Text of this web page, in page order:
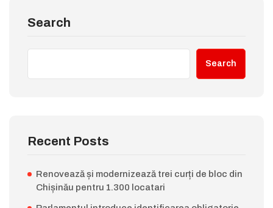
Search
Search
Recent Posts
Renovează și modernizează trei curți de bloc din
Chișinău pentru 1.300 locatari